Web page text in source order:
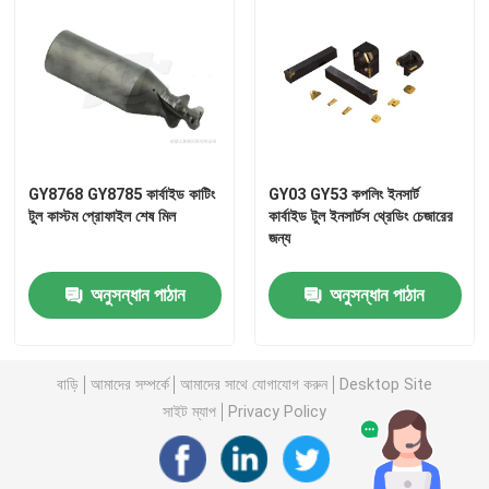
বন্ধন ঘষিয়া তুলিয়া ফেলিতে সক্ষম
কার্বাইড টুল সন্নিবেশ
গ্লাসাইজড বন্ডড অ্যাব্রাসিভস
GY8768 GY8785 কার্বাইড কাটিং
টুল কাস্টম প্রোফাইল শেষ মিল
অনুসন্ধান পাঠান
GY03 GY53 কপলিং ইনসার্ট
কার্বাইড টুল ইনসার্টস থ্রেডিং চেজারের
জন্য
অনুসন্ধান পাঠান
বাড়ি আমাদের সম্পর্কে আমাদের সাথে যোগাযোগ করুন
Desktop Site
সাইট ম্যাপ
Privacy Policy